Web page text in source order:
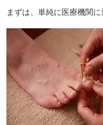
まずは、単純に医療機関